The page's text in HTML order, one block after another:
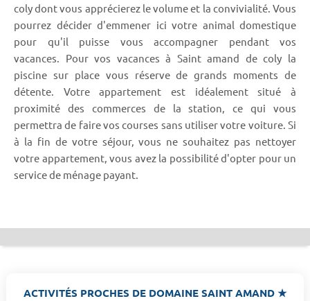
coly dont vous apprécierez le volume et la convivialité. Vous
pourrez décider d'emmener ici votre animal domestique
pour qu'il puisse vous accompagner pendant vos
vacances. Pour vos vacances à Saint amand de coly la
piscine sur place vous réserve de grands moments de
détente. Votre appartement est idéalement situé à
proximité des commerces de la station, ce qui vous
permettra de faire vos courses sans utiliser votre voiture. Si
à la fin de votre séjour, vous ne souhaitez pas nettoyer
votre appartement, vous avez la possibilité d'opter pour un
service de ménage payant.
ACTIVITÉS PROCHES DE DOMAINE SAINT AMAND ★